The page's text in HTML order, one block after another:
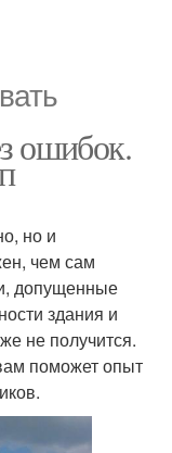
ошибок.
но и
чем сам
допущенные
здания и
не получится.
поможет опыт